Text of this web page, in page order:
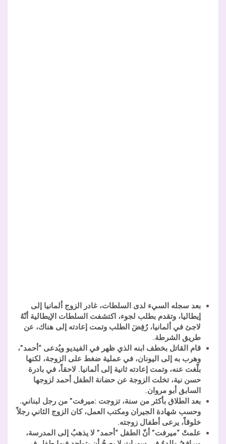
بعد سجله السيء لدى السلطات، غادر الزوج ألمانيا إلى
إيطاليا، وتقدم بطلب لجوء، اكتشفت السلطات الإيطالية أنّهُ
لاجئ في ألمانيا، رُفِضَ الطلب وتمت إعادته إلى هناك، عن
طريق الشرطة.
قام القاتل بخطف ابنه الذي ظهر في الفيديو ويُدعى “أحمد”،
وهرب به إلى اليونان، في عملية ضغط على الزوجة، لكنها
بلّغت عنه، وتمت إعادته ثانية إلى ألمانيا. لاحقاً، في بادرة
حسن نية، تخلت الزوجة عن حضانة الطفل أحمد لزوجها
السابق أبو مروان.
بعد الطلاق بأكثر من سنة، تزوجت :ميرفت” من رجل لبناني.
وحسب شهادة الجيران ومكتب العمل، كان الزوج الثاني رجلاً
خلوقاً، يرعى أطفال زوجته.
علمتْ “ميرفت” أنّ الطفل “أحمد” لا يذهبُ إلى المدرسة،